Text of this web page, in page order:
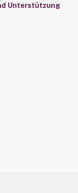
Unterstützung